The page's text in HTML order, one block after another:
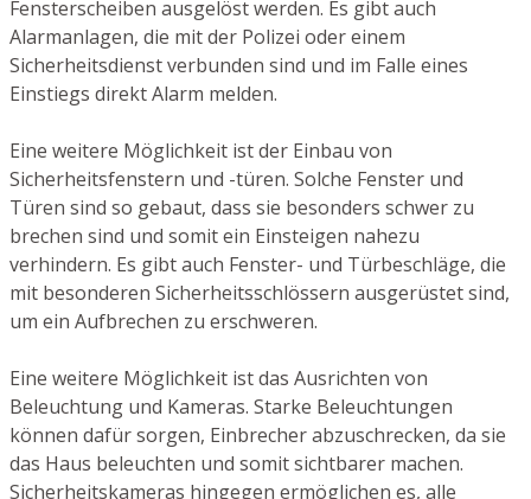
Fensterscheiben ausgelöst werden. Es gibt auch
Alarmanlagen, die mit der Polizei oder einem
Sicherheitsdienst verbunden sind und im Falle eines
Einstiegs direkt Alarm melden.
Eine weitere Möglichkeit ist der Einbau von
Sicherheitsfenstern und -türen. Solche Fenster und
Türen sind so gebaut, dass sie besonders schwer zu
brechen sind und somit ein Einsteigen nahezu
verhindern. Es gibt auch Fenster- und Türbeschläge, die
mit besonderen Sicherheitsschlössern ausgerüstet sind,
um ein Aufbrechen zu erschweren.
Eine weitere Möglichkeit ist das Ausrichten von
Beleuchtung und Kameras. Starke Beleuchtungen
können dafür sorgen, Einbrecher abzuschrecken, da sie
das Haus beleuchten und somit sichtbarer machen.
Sicherheitskameras hingegen ermöglichen es, alle